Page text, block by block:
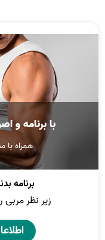
با برنامه و
همراه با
برنامه
زیر نظر